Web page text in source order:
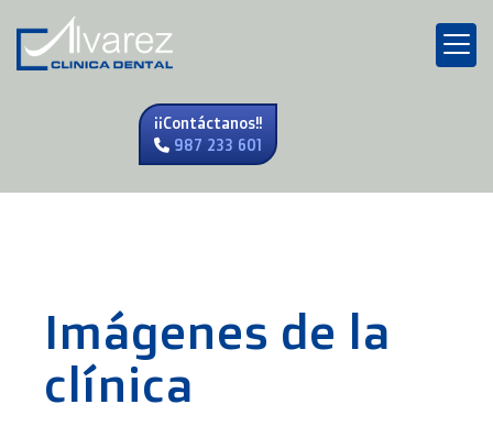
¡¡Contáctanos!!
987 233 601
Imágenes de la
clínica